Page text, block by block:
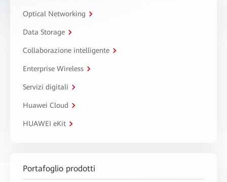
Optical Networking
Data Storage
Collaborazione intelligente
Enterprise Wireless
Servizi digitali
Huawei Cloud
HUAWEI eKit
Portafoglio prodotti